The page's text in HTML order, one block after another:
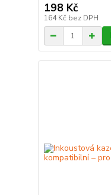
198 Kč
164 Kč bez DPH